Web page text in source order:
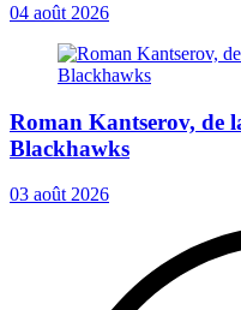
04 août 2026
Roman Kantserov, de
Blackhawks
03 août 2026